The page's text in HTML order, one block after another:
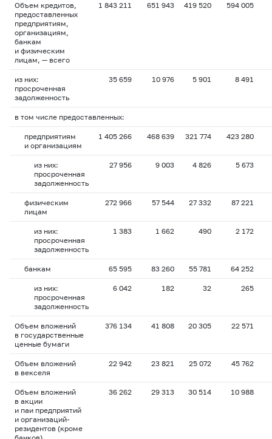
Объем кредитов,
предоставленных
предприятиям,
организациям,
банкам
и физическим
лицам, — всего
1 843 211 651 943 419 520 594 005
из них:
просроченная
задолженность
35 659 10 976 5 901 8 491
в том числе предоставленных:
предприятиям
и организациям
1 405 266 468 639 321 774 423 280
из них:
просроченная
задолженность
27 956 9 003 4 826 5 673
физическим
лицам
272 966 57 544 27 332 87 221
из них:
просроченная
задолженность
1 383 1 662 490 2 172
банкам 65 595 83 260 55 781 64 252
из них:
просроченная
задолженность
6 042 182 32 265
Объем вложений
в государственные
ценные бумаги
376 134 41 808 20 305 22 571
Объем вложений
в векселя
22 942 23 821 25 072 45 762
Объем вложений
в акции
и паи предприятий
и организаций-
резидентов (кроме
36 262 29 313 30 514 10 988